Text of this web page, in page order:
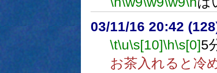
03/11/16 20:42
\t\u\s[10]\h\s[0]5
お茶入れると冷